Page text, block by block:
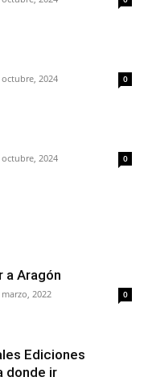
octubre, 2024 0
octubre, 2024 0
a Aragón
marzo, 2022 0
Ediciones
donde ir